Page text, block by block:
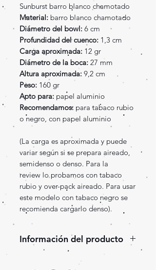
Sunburst barro blanco chamotado
Material: barro blanco chamotado
Diámetro del bowl: 6 cm
Profundidad del cuenco: 1,3 cm
Carga aproximada: 12 gr
Diámetro de la boca: 27 mm
Altura aproximada: 9,2 cm
Peso: 160 gr
Apto para: papel aluminio
Recomendamos: para tabaco rubio
o negro, con papel aluminio
(La carga es aproximada y puede
variar según si se prepara aireado,
semidenso o denso. Para la
review lo probamos con tabaco
rubio y over-pack aireado. Para usar
este modelo con tabaco negro se
recomienda cargarlo denso).
Información del producto
Llegan de USA las cazoletas